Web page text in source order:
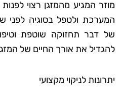
מוזר המגיע מהמזגן רצוי
המערכת ולטפל בסוגיה לפני
של דבר תחזוקה שוטפת
להגדיל את אורך החיים של
יתרונות לניקוי מקצועי